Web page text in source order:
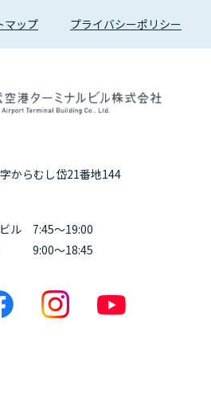
マップ プライバシーポリシー
からむし岱21番地144
ル 7:45～19:00
9:00～18:45